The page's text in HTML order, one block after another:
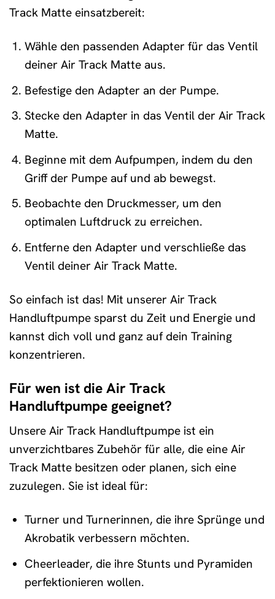
Track Matte einsatzbereit:
Wähle den passenden Adapter für das Ventil
deiner Air Track Matte aus.
Befestige den Adapter an der Pumpe.
Stecke den Adapter in das Ventil der Air Track
Matte.
Beginne mit dem Aufpumpen, indem du den
Griff der Pumpe auf und ab bewegst.
Beobachte den Druckmesser, um den
optimalen Luftdruck zu erreichen.
Entferne den Adapter und verschließe das
Ventil deiner Air Track Matte.
So einfach ist das! Mit unserer Air Track
Handluftpumpe sparst du Zeit und Energie und
kannst dich voll und ganz auf dein Training
konzentrieren.
Für wen ist die Air Track
Handluftpumpe geeignet?
Unsere Air Track Handluftpumpe ist ein
unverzichtbares Zubehör für alle, die eine Air
Track Matte besitzen oder planen, sich eine
zuzulegen. Sie ist ideal für:
Turner und Turnerinnen, die ihre Sprünge und
Akrobatik verbessern möchten.
Cheerleader, die ihre Stunts und Pyramiden
perfektionieren wollen.